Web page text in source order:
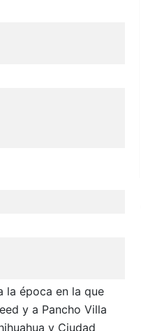
la época en la que
y a Pancho Villa
y Ciudad